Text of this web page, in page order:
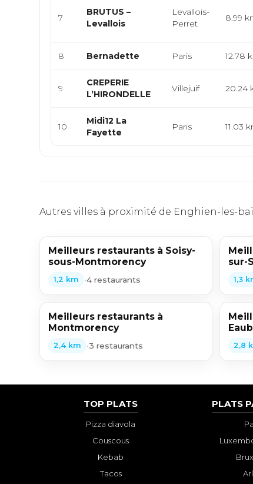
7
BRUTUS –
Levallois
Levallois-
Perret
8.99
8 Bernadette Paris 12.78
9
CREPERIE
L’HIRONDELLE
Villejuif 20.24
10
Midi12 La
Fayette
Paris 11.03
Autres villes à proximité de Enghien-les-
Meilleurs restaurants à Soisy-
sous-Montmorency
1,2 km •4 restaurants
sur-
1,3
Meilleurs restaurants à
Montmorency
2,4 km •3 restaurants 2,8
TOP PLATS
Pizza diavola
Couscous
Kebab
Tacos
PLATS